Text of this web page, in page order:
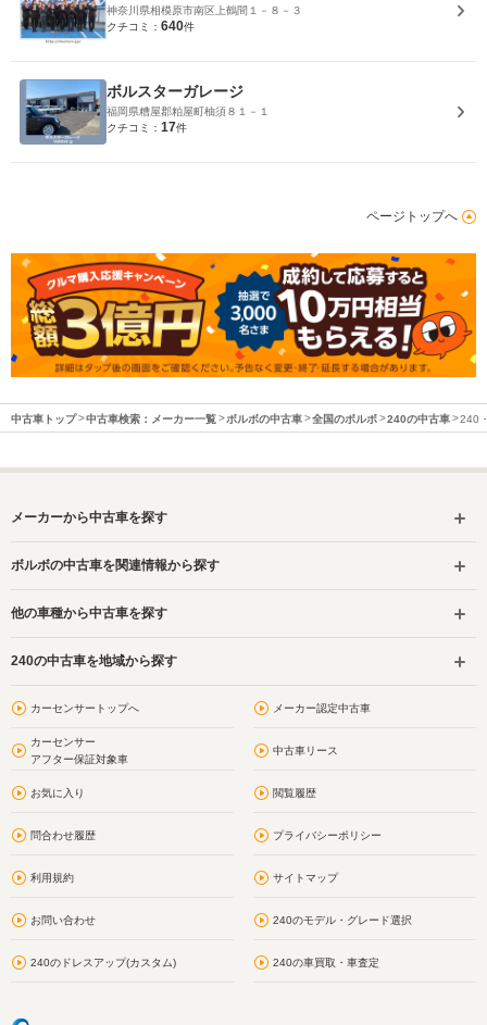
神奈川県相模原市南区上鶴間１－８－３
クチコミ： 640件
ボルスターガレージ
福岡県糟屋郡粕屋町柚須８１－１
クチコミ： 17件
ページトップへ
中古車トップ 中古車検索：メーカー一覧 ボルボの中古車 全国のボルボ 240の中古車 240
メーカーから中古車を探す
ボルボの中古車を関連情報から探す
他の車種から中古車を探す
240の中古車を地域から探す
カーセンサートップへ メーカー認定中古車
カーセンサー
アフター保証対象車
中古車リース
お気に入り 閲覧履歴
問合わせ履歴 プライバシーポリシー
利用規約 サイトマップ
お問い合わせ 240のモデル・グレード選択
240のドレスアップ(カスタム) 240の車買取・車査定